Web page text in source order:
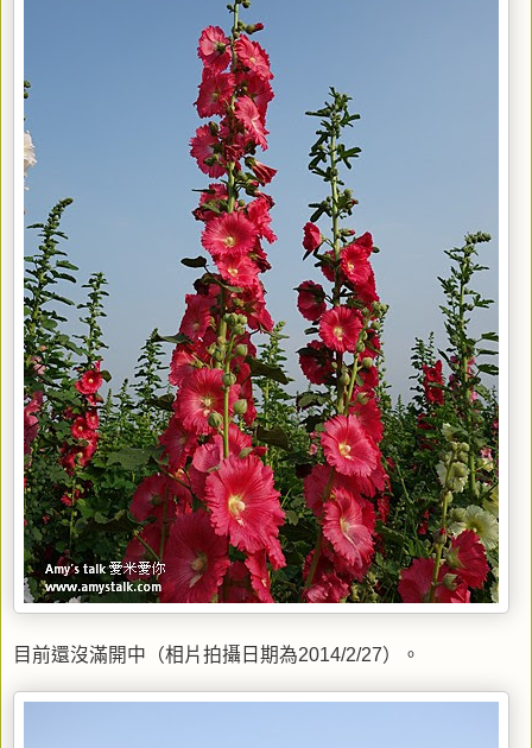
目前還沒滿開中（相片拍攝日期為2014/2/27）。